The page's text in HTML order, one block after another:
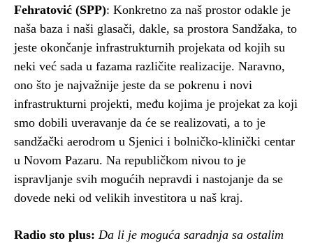
Fehratović (SPP): Konkretno za naš prostor odakle je
naša baza i naši glasači, dakle, sa prostora Sandžaka, to
jeste okončanje infrastrukturnih projekata od kojih su
neki već sada u fazama različite realizacije. Naravno,
ono što je najvažnije jeste da se pokrenu i novi
infrastrukturni projekti, među kojima je projekat za koji
smo dobili uveravanje da će se realizovati, a to je
sandžački aerodrom u Sjenici i bolničko-klinički centar
u Novom Pazaru. Na republičkom nivou to je
ispravljanje svih mogućih nepravdi i nastojanje da se
dovede neki od velikih investitora u naš kraj.
Radio sto plus: Da li je moguća saradnja sa ostalim